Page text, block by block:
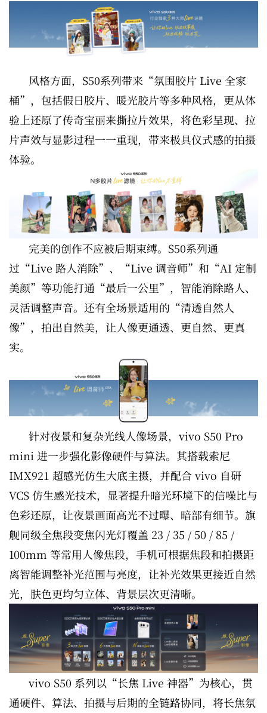
风格方面，S50系列带来“氛围胶片 Live 全家
桶”，包括假日胶片、暖光胶片等多种风格，更从体
验上还原了传奇宝丽来撕拉片效果，将色彩呈现、拉
片声效与显影过程一一重现，带来极具仪式感的拍摄
体验。
完美的创作不应被后期束缚。S50系列通
过“Live 路人消除”、“Live 调音师”和“AI 定制
美颜”等功能打通“最后一公里”，智能消除路人、
灵活调整声音。还有全场景适用的“清透自然人
像”，拍出自然美，让人像更通透、更自然、更真
实。
针对夜景和复杂光线人像场景，vivo S50 Pro
mini 进一步强化影像硬件与算法。其搭载索尼
IMX921 超感光仿生大底主摄，并配合 vivo 自研
VCS 仿生感光技术，显著提升暗光环境下的信噪比与
色彩还原，让夜景画面高光不过曝、暗部有细节。旗
舰同级全焦段变焦闪光灯覆盖 23 / 35 / 50 / 85 /
100mm 等常用人像焦段，手机可根据焦段和拍摄距
离智能调整补光范围与亮度，让补光效果更接近自然
光，肤色更均匀立体、背景层次更清晰。
vivo S50 系列以“长焦 Live 神器”为核心，贯
通硬件、算法、拍摄与后期的全链路协同，将长焦氛